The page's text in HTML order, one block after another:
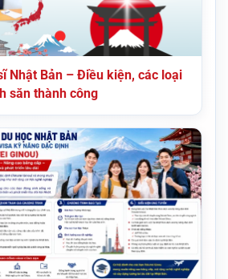
Nhật Bản – Điều kiện, các loại
săn thành công